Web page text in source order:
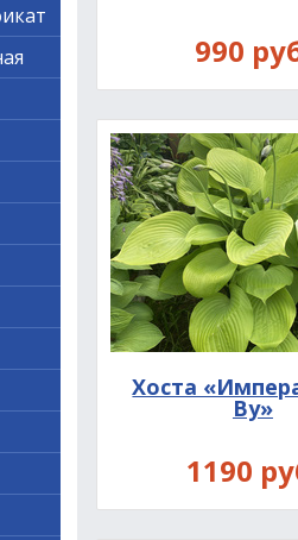
990
Хоста
Ву»
1190